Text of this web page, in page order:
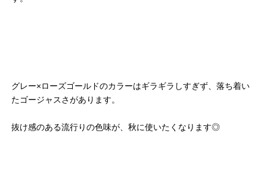
グレー×ローズゴールドのカラーはギラギラしすぎず、落ち着い
たゴージャスさがあります。
抜け感のある流行りの色味が、秋に使いたくなります◎